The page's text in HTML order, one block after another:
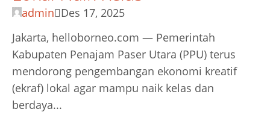
admin Des 17, 2025
Jakarta, helloborneo.com — Pemerintah
Kabupaten Penajam Paser Utara (PPU) terus
mendorong pengembangan ekonomi kreatif
(ekraf) lokal agar mampu naik kelas dan
berdaya...